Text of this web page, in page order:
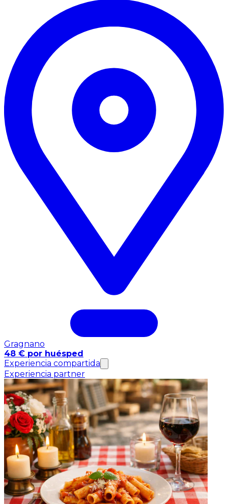
Gragnano
48 € por huésped
Experiencia compartida
Experiencia partner